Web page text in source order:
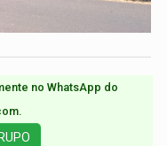
no WhatsApp do